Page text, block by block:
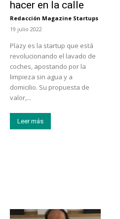
hacer en la calle
Redacción Magazine Startups
-
19 julio 2022
Plazy es la startup que está
revolucionando el lavado de
coches, apostando por la
limpieza sin agua y a
domicilio. Su propuesta de
valor,...
Leer más